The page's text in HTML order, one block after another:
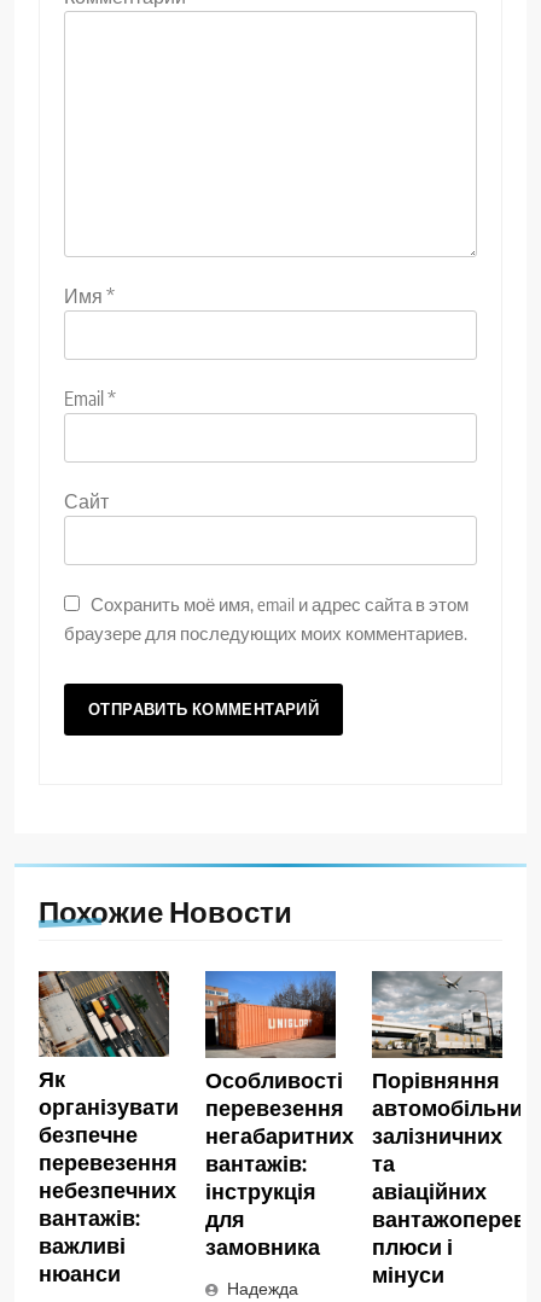
Имя *
Email*
Сайт
Сохранить моё имя, email и адрес сайта в этом
браузере для последующих моих комментариев.
Похожие Новости
Як
організувати
безпечне
перевезення
небезпечних
вантажів:
важливі
нюанси
Особливості
перевезення
негабаритних
вантажів:
інструкція
для
замовника
Надежда
Порівняння
автомобільних,
залізничних
та
авіаційних
плюси і
мінуси